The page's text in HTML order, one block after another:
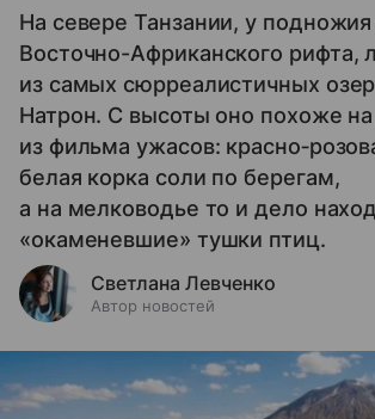
На севере Танзании, у подножия
Восточно-Африканского рифта,
из самых сюрреалистичных
Натрон. С высоты оно похоже
из фильма ужасов:
белая корка соли по берегам,
а на мелководье то и дело
«окаменевшие» тушки птиц.
Светлана Левченко
Автор новостей